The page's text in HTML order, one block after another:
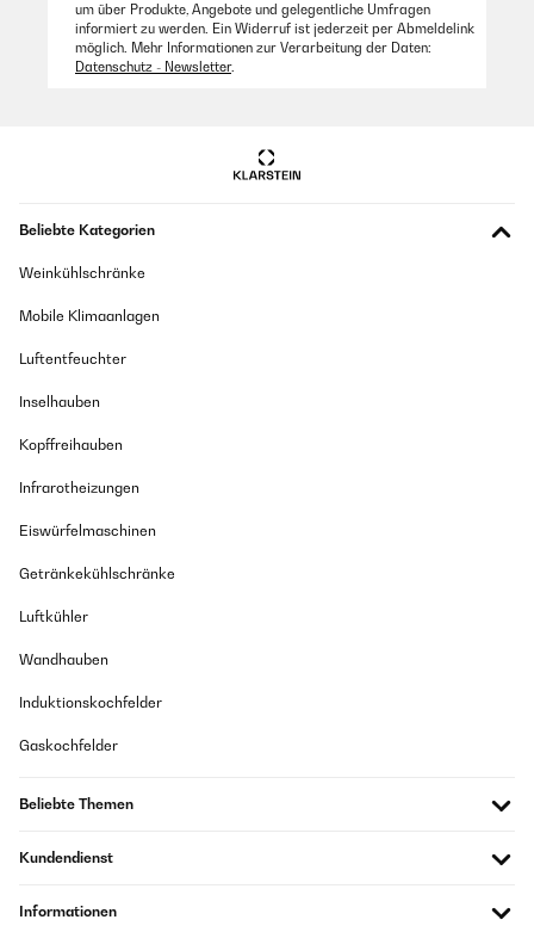
um über Produkte, Angebote und gelegentliche Umfragen
informiert zu werden. Ein Widerruf ist jederzeit per Abmeldelink
möglich. Mehr Informationen zur Verarbeitung der Daten:
Datenschutz - Newsletter.
Beliebte Kategorien
Weinkühlschränke
Mobile Klimaanlagen
Luftentfeuchter
Inselhauben
Kopffreihauben
Infrarotheizungen
Eiswürfelmaschinen
Getränkekühlschränke
Luftkühler
Wandhauben
Induktionskochfelder
Gaskochfelder
Beliebte Themen
Kundendienst
Informationen